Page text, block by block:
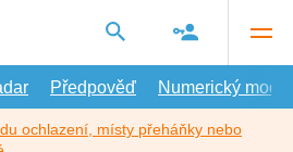
Předpověď Numerický model
ochlazení, místy přeháňky nebo